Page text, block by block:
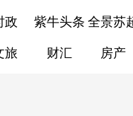
政 紫牛头条 全景苏
旅 财汇 房产